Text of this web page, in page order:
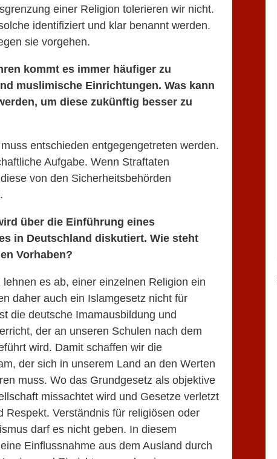
einer Religion tolerieren wir nicht.
identifiziert und klar benannt werden.
sie vorgehen.
kommt es immer häufiger zu
muslimische Einrichtungen. Was kann
um diese zukünftig besser zu
entschieden entgegengetreten werden.
Aufgabe. Wenn Straftaten
von den Sicherheitsbehörden
über die Einführung eines
in Deutschland diskutiert. Wie steht
Vorhaben?
es ab, einer einzelnen Religion ein
daher auch ein Islamgesetz nicht für
die deutsche Imamausbildung und
der an unseren Schulen nach dem
wird. Damit schaffen wir die
der sich in unserem Land an den Werten
muss. Wo das Grundgesetz als objektive
missachtet wird und Gesetze verletzt
Respekt. Verständnis für religiösen oder
darf es nicht geben. In diesem
Einflussnahme aus dem Ausland durch